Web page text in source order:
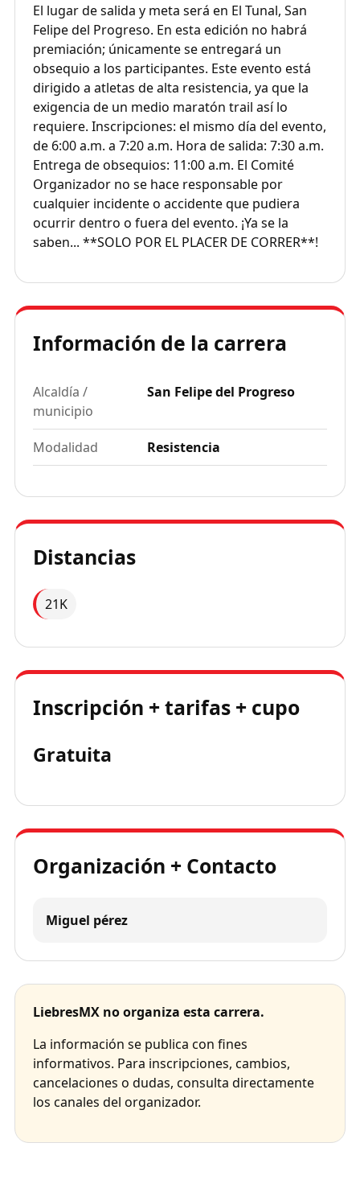
El lugar de salida y meta será en El Tunal, San
Felipe del Progreso. En esta edición no habrá
premiación; únicamente se entregará un
obsequio a los participantes. Este evento está
dirigido a atletas de alta resistencia, ya que la
exigencia de un medio maratón trail así lo
requiere. Inscripciones: el mismo día del evento,
de 6:00 a.m. a 7:20 a.m. Hora de salida: 7:30 a.m.
Entrega de obsequios: 11:00 a.m. El Comité
Organizador no se hace responsable por
cualquier incidente o accidente que pudiera
ocurrir dentro o fuera del evento. ¡Ya se la
saben... **SOLO POR EL PLACER DE CORRER**!
Información de la carrera
Alcaldía /
municipio
San Felipe del Progreso
Modalidad Resistencia
Distancias
21K
Inscripción + tarifas + cupo
Gratuita
Organización + Contacto
Miguel pérez
LiebresMX no organiza esta carrera.
La información se publica con fines
informativos. Para inscripciones, cambios,
cancelaciones o dudas, consulta directamente
los canales del organizador.